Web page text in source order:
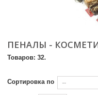
ПЕНАЛЫ -
Товаров: 32.
Сортировка по